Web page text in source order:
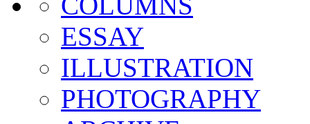
ESSAY
ILLUSTRATION
PHOTOGRAPHY